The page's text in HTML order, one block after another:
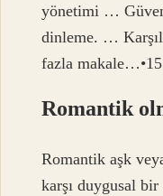
yönetimi …
dinleme. …
fazla
Romantik
Romantik aşk
karşı duygusal